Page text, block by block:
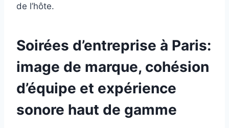
de l’hôte.
Soirées d’entreprise à Paris:
image de marque, cohésion
d’équipe et expérience
sonore haut de gamme